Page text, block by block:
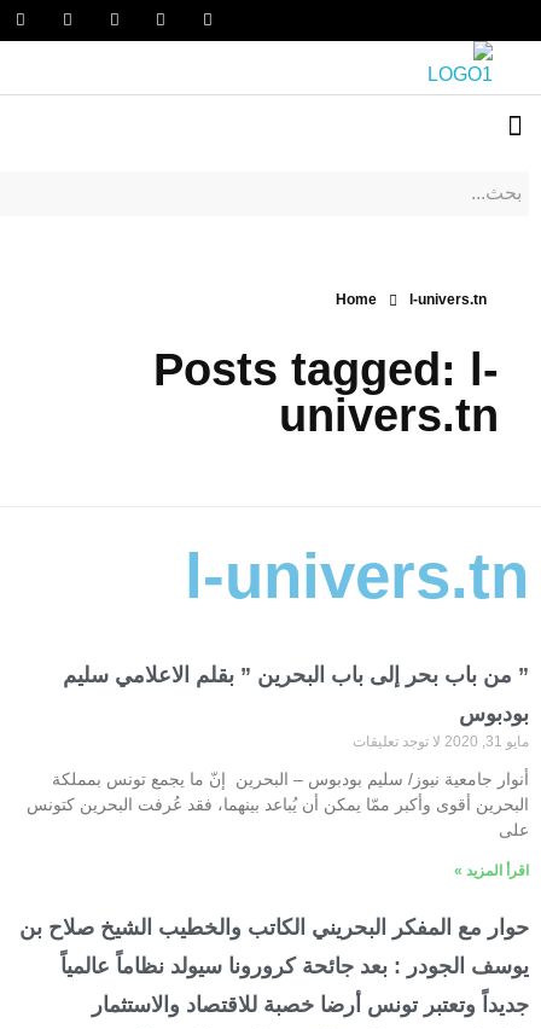
Home l-univers.tn
Posts tagged: l-
univers.tn
l-univers.tn
” من باب بحر إلى باب البحرين ” بقلم الاعلامي سليم
بودبوس
مايو 31, 2020 لا توجد تعليقات
أنوار جامعية نيوز/ سليم بودبوس – البحرين إنّ ما يجمع تونس بمملكة
البحرين أقوى وأكبر ممّا يمكن أن يُباعد بينهما، فقد عُرفت البحرين كتونس
على
اقرأ المزيد »
حوار مع المفكر البحريني الكاتب والخطيب الشيخ صلاح بن
يوسف الجودر : بعد جائحة كرورونا سيولد نظاماً عالمياً
جديداً وتعتبر تونس أرضا خصبة للاقتصاد والاستثمار